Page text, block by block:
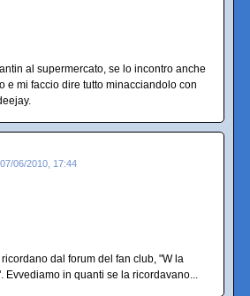
al supermercato, se lo incontro anche
e mi faccio dire tutto minacciandolo con
07/06/2010, 17:44
dal forum del fan club, "W la
Evvediamo in quanti se la ricordavano...